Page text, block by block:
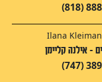
(818)
Ilana
- אילנה קליימן
(747)